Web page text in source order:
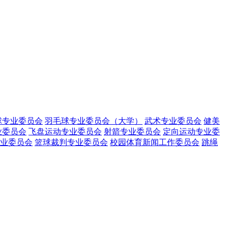
专业委员会 羽毛球专业委员会（大学） 武术专业委员会 健美
委员会 飞盘运动专业委员会 射箭专业委员会 定向运动专业委
委员会 篮球裁判专业委员会 校园体育新闻工作委员会 跳绳